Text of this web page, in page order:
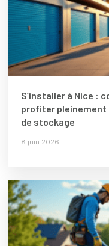
S’installer à Nice :
profiter pleinement
de stockage
8 juin 2026